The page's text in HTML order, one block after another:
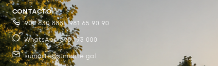
CONTACTO
900 830 888 · 981 65 90 90
WhatsApp 698 193 000
sumarte@sumarte.gal